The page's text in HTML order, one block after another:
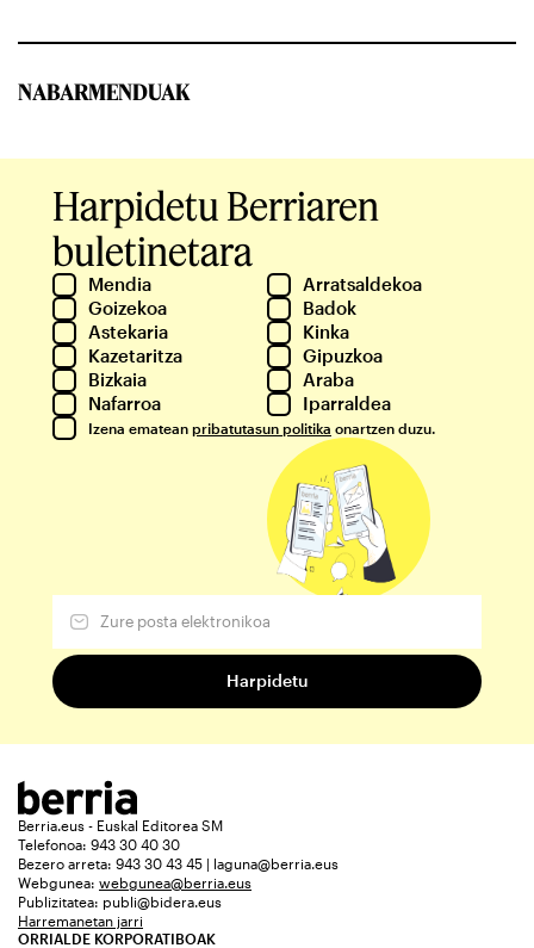
NABARMENDUAK
Harpidetu Berriaren
buletinetara
Mendia
Arratsaldekoa
Goizekoa
Badok
Astekaria
Kinka
Kazetaritza
Gipuzkoa
Bizkaia
Araba
Nafarroa
Iparraldea
Izena ematean pribatutasun politika onartzen duzu.
Berria.eus - Euskal Editorea SM
Telefonoa: 943 30 40 30
Bezero arreta: 943 30 43 45 | laguna@berria.eus
Webgunea: webgunea@berria.eus
Publizitatea: publi@bidera.eus
Harremanetan jarri
ORRIALDE KORPORATIBOAK